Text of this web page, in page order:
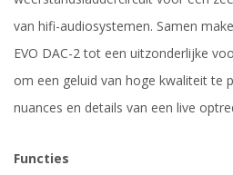
van hifi-audiosystemen. Samen
EVO DAC-2 tot een uitzonderlijke
om een geluid van hoge kwaliteit te
nuances en details van een live
Functies